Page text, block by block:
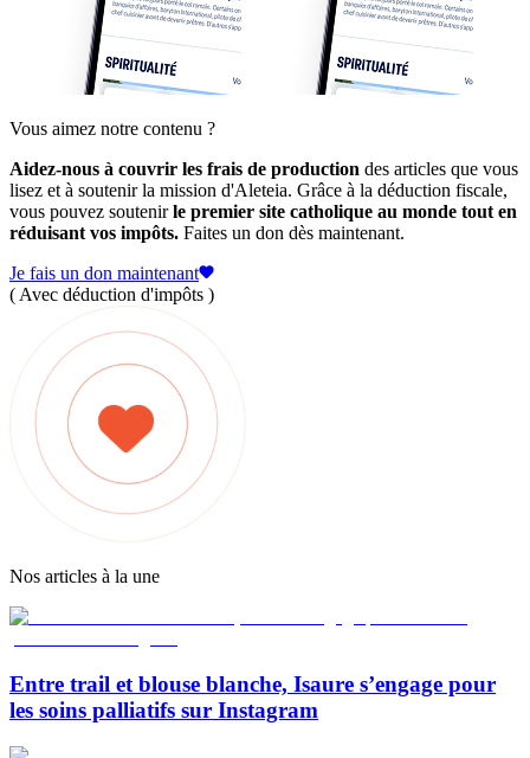
Vous aimez notre contenu ?
Aidez-nous à couvrir les frais de production des articles que vous
lisez et à soutenir la mission d'Aleteia. Grâce à la déduction fiscale,
vous pouvez soutenirle premier site catholique au monde tout en
réduisant vos impôts. Faites un don dès maintenant.
Je fais un don maintenant
( Avec déduction d'impôts )
Nos articles à la une
Entre trail et blouse blanche, Isaure s’engage pour
les soins palliatifs sur Instagram